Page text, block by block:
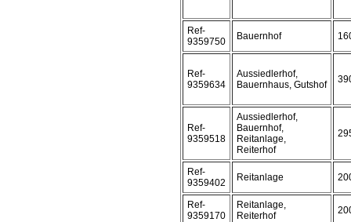
Ref-
9359750
Bauernhof
Ref-
9359634
Aussiedlerhof,
Bauernhaus, Gutshof
Ref-
9359518
Aussiedlerhof,
Bauernhof,
Reitanlage,
Reiterhof
Ref-
9359402
Reitanlage
Ref-
9359170
Reitanlage,
Reiterhof